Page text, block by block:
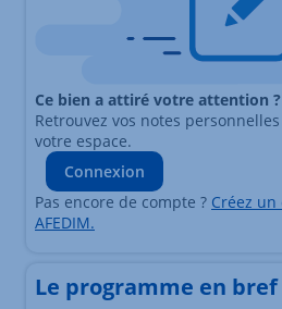
Ce bien a attiré votre attention ?
Retrouvez vos notes
votre espace.
Connexion
Pas encore de compte ? Créez
AFEDIM.
Le programme en bref